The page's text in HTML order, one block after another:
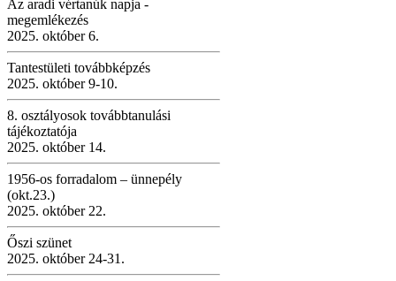
Az aradi vértanúk napja -
megemlékezés
2025. október 6.
Tantestületi továbbképzés
2025. október 9-10.
8. osztályosok továbbtanulási
tájékoztatója
2025. október 14.
1956-os forradalom – ünnepély
(okt.23.)
2025. október 22.
Őszi szünet
2025. október 24-31.